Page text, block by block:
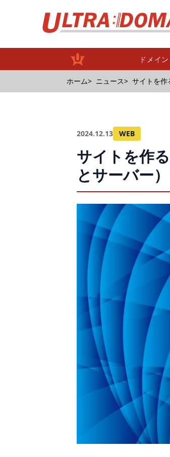
ドメイ
ホーム ニュース サイトを作
2024.12.13 WEB
サイトを作
とサーバー）